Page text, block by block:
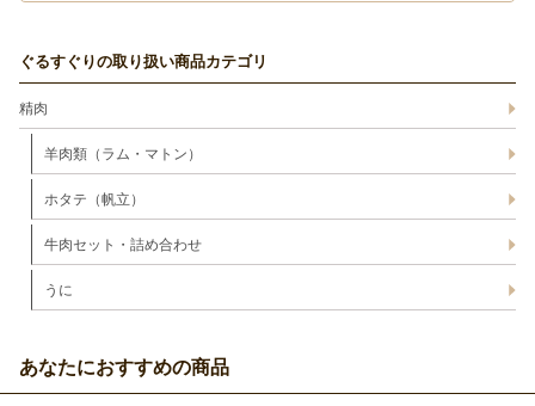
ぐるすぐりの取り扱い商品カテゴリ
精肉
羊肉類（ラム・マトン）
ホタテ（帆立）
牛肉セット・詰め合わせ
うに
あなたにおすすめの商品